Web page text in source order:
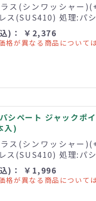
ス(シンワッシャー
ス(SUS410) 処理:パ
)： ￥2,376
格が異なる商品について
シペート ジャックポ
入)
ス(シンワッシャー
ス(SUS410) 処理:パ
)： ￥1,996
格が異なる商品について